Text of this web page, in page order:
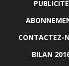
PUBLICITÉ
CONTACTEZ-
BILAN